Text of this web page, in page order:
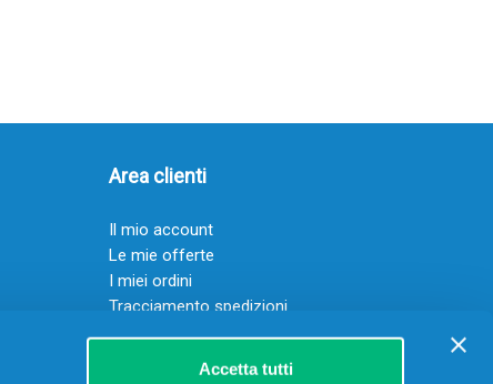
Accetta tutti
Area clienti
Il mio account
Le mie offerte
I miei ordini
Tracciamento spedizioni
Resi
Servizio clienti